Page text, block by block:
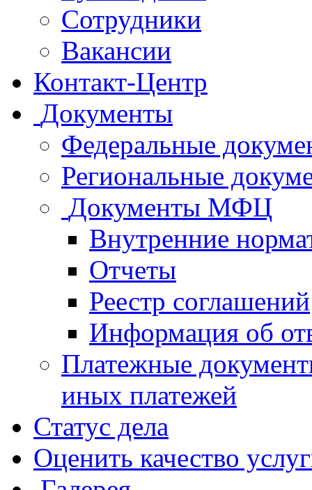
Сотрудники
Вакансии
Контакт-Центр
Документы
Федеральные
Региональные
Документы МФЦ
Внутренние
Отчеты
Реестр соглашений
Информация об
Платежные
иных платежей
Статус дела
Оценить качество